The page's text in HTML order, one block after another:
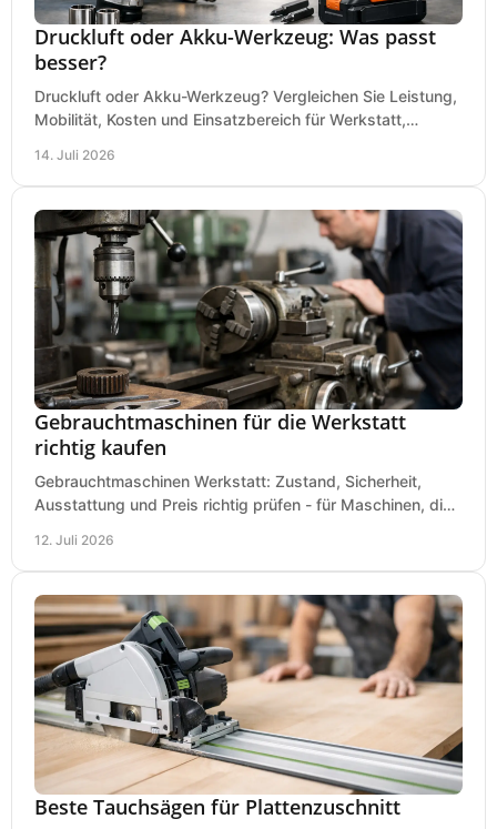
Druckluft oder Akku-Werkzeug: Was passt
besser?
Druckluft oder Akku-Werkzeug? Vergleichen Sie Leistung,
Mobilität, Kosten und Einsatzbereich für Werkstatt,
14. Juli 2026
Gebrauchtmaschinen für die Werkstatt
richtig kaufen
Gebrauchtmaschinen Werkstatt: Zustand, Sicherheit,
Ausstattung und Preis richtig prüfen - für Maschinen, die
12. Juli 2026
Beste Tauchsägen für Plattenzuschnitt